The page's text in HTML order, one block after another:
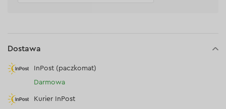
Dostawa
InPost (paczkomat)
Darmowa
Kurier InPost